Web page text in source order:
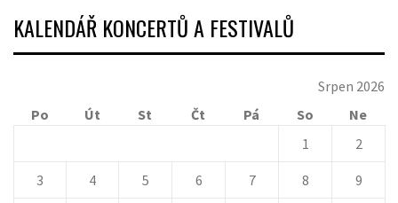
KALENDÁŘ KONCERTŮ A FESTIVALŮ
Srpen 2026
Po
Út St Čt Pá So
Ne
1
2
3 4 5 6 7 8 9